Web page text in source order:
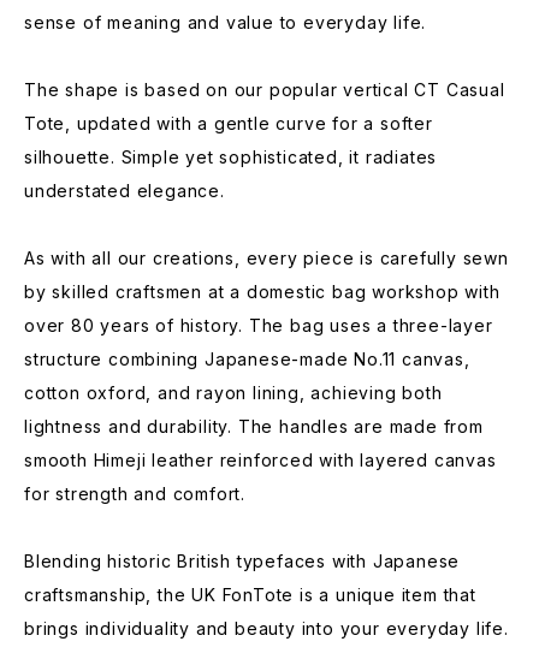
sense of meaning and value to everyday life.
The shape is based on our popular vertical CT Casual
Tote, updated with a gentle curve for a softer
silhouette. Simple yet sophisticated, it radiates
understated elegance.
As with all our creations, every piece is carefully sewn
by skilled craftsmen at a domestic bag workshop with
over 80 years of history. The bag uses a three-layer
structure combining Japanese-made No.11 canvas,
cotton oxford, and rayon lining, achieving both
lightness and durability. The handles are made from
smooth Himeji leather reinforced with layered canvas
for strength and comfort.
Blending historic British typefaces with Japanese
craftsmanship, the UK FonTote is a unique item that
brings individuality and beauty into your everyday life.